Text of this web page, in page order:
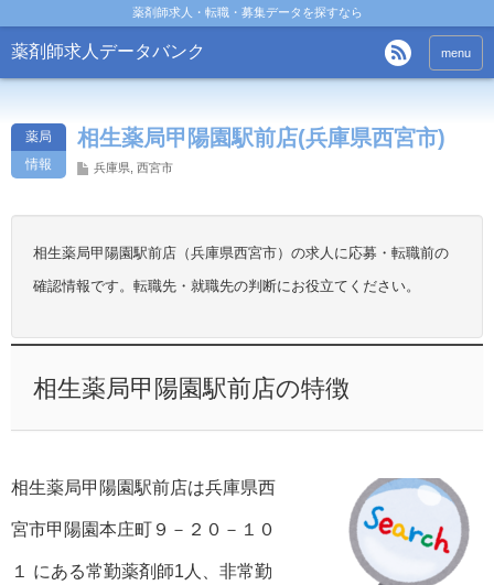
薬剤師求人・転職・募集データを探すなら
薬剤師求人データバンク menu
薬局
情報
相生薬局甲陽園駅前店(兵庫県西宮市)
兵庫県 西宮市
相生薬局甲陽園駅前店（兵庫県西宮市）の求人に応募・転職前の
確認情報です。転職先・就職先の判断にお役立てください。
相生薬局甲陽園駅前店の特徴
相生薬局甲陽園駅前店は兵庫県西
宮市甲陽園本庄町９－２０－１０
１ にある常勤薬剤師1人、非常勤